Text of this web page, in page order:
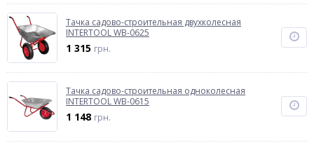
Тачка садово-строительная двухколесная
INTERTOOL WB-0625
1 315 грн.
Тачка садово-строительная одноколесная
INTERTOOL WB-0615
1 148 грн.